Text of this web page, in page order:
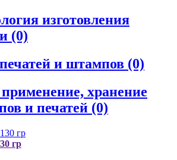
изготовления
(0)
и штампов (0)
хранение
и печатей (0)
гр